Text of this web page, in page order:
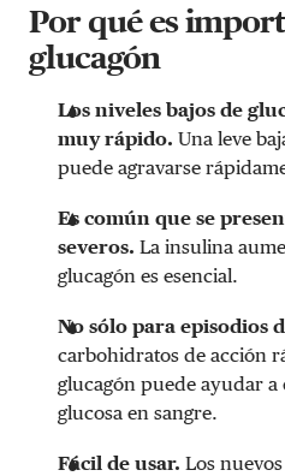
Por qué es
glucagón
Los niveles bajos de
muy rápido. Una leve
puede agravarse
Es común que se
severos. La insulina
glucagón es esencial.
No sólo para episodios
carbohidratos de acción
glucagón puede ayudar a
glucosa en sangre.
Fácil de usar. Los